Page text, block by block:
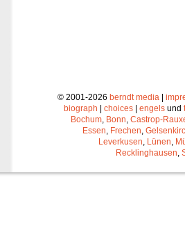
© 2001-2026 berndt media |
biograph | choices | engels und
Bochum Bonn Castrop-
Essen Frechen
Leverkusen Lünen
Recklinghausen